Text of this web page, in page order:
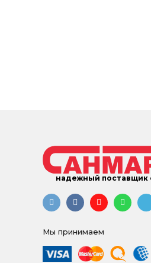
надежный поставщик
Мы принимаем